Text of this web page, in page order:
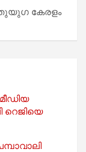
കേരളം
റെജിയെ